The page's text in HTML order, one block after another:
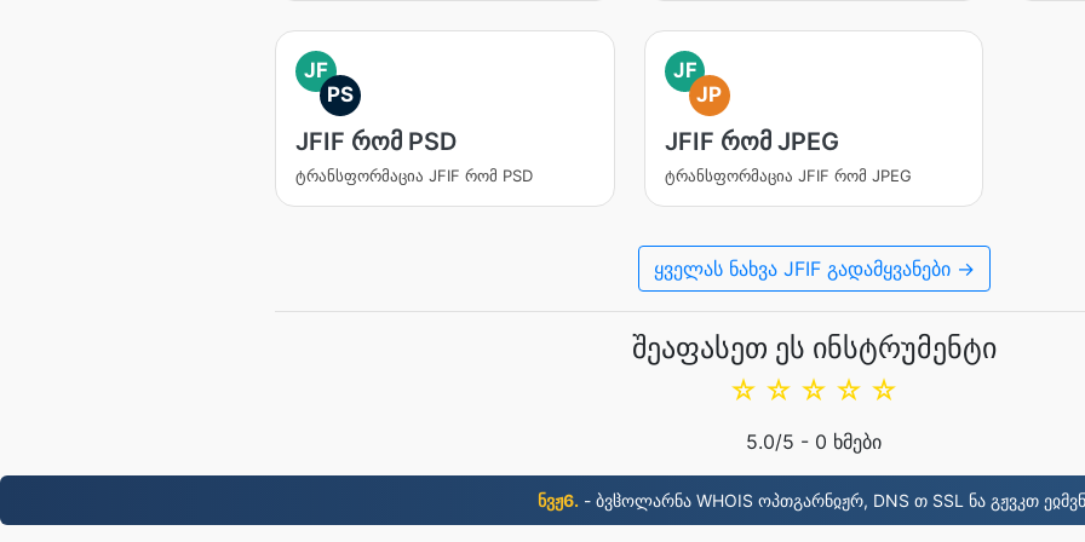
JF
PS
JFIF რომ PSD
ტრანსფორმაცია JFIF რომ PSD
JF
JP
JFIF რომ JPEG
ტრანსფორმაცია JFIF რომ JPEG
ყველას ნახვა JFIF გადამყვანები →
შეაფასეთ ეს ინსტრუმენტი
☆
☆
☆
☆
☆
5.0/5 - 0 ხმები
ნვჟ6. - ბვჱოლარნა WHOIS ოპთგარნჲჟრ, DNS თ SSL ნა გჟვკთ